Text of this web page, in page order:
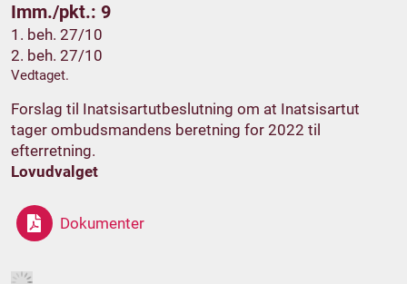
Imm./pkt.: 9
1. beh. 27/10
2. beh. 27/10
Vedtaget.
Forslag til Inatsisartutbeslutning om at Inatsisartut
tager ombudsmandens beretning for 2022 til
efterretning.
Lovudvalget
Dokumenter